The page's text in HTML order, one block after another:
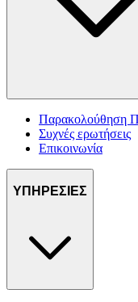
Παρακολούθηση
Συχνές ερωτήσεις
Επικοινωνία
ΥΠΗΡΕΣΙΕΣ